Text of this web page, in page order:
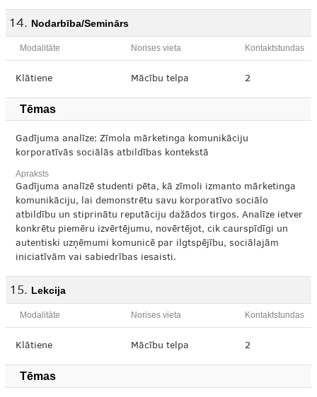
Nodarbība/Seminārs
Modalitāte Norises vieta Kontaktstundas
Klātiene Mācību telpa 2
Tēmas
Gadījuma analīze: Zīmola mārketinga komunikāciju
korporatīvās sociālās atbildības kontekstā
Apraksts
Gadījuma analīzē studenti pēta, kā zīmoli izmanto mārketinga
komunikāciju, lai demonstrētu savu korporatīvo sociālo
atbildību un stiprinātu reputāciju dažādos tirgos. Analīze ietver
konkrētu piemēru izvērtējumu, novērtējot, cik caurspīdīgi un
autentiski uzņēmumi komunicē par ilgtspējību, sociālajām
iniciatīvām vai sabiedrības iesaisti.
Lekcija
Modalitāte Norises vieta Kontaktstundas
Klātiene Mācību telpa 2
Tēmas